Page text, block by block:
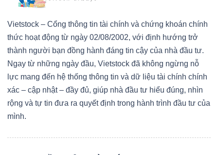
Vietstock – Cổng thông tin tài chính và chứng khoán chính
thức hoạt động từ ngày 02/08/2002, với định hướng trở
thành người bạn đồng hành đáng tin cậy của nhà đầu tư.
Ngay từ những ngày đầu, Vietstock đã không ngừng nỗ
lực mang đến hệ thống thông tin và dữ liệu tài chính chính
xác – cập nhật – đầy đủ, giúp nhà đầu tư hiểu đúng, nhìn
rộng và tự tin đưa ra quyết định trong hành trình đầu tư của
mình.